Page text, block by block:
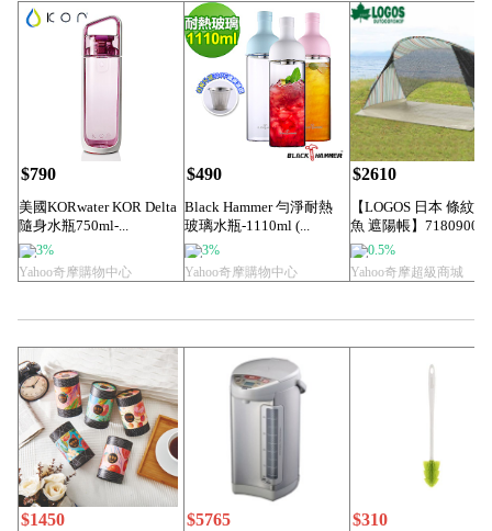
$790
美國KORwater KOR Delta
隨身水瓶750ml-...
3%
Yahoo奇摩購物中心
$490
Black Hammer 勻淨耐熱
玻璃水瓶-1110ml (...
3%
Yahoo奇摩購物中心
$2610
【LOGOS 日本 條紋
魚 遮陽帳】71809008/
客...0.5%
Yahoo奇摩超級商城
$1450 $5765 $310